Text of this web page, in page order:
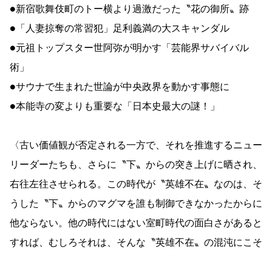
●新宿歌舞伎町のトー横より過激だった〝花の御所〟跡
●「人妻掠奪の常習犯」足利義満の大スキャンダル
●元祖トップスター世阿弥が明かす「芸能界サバイバル
術」
●サウナで生まれた世論が中央政界を動かす事態に
●本能寺の変よりも重要な「日本史最大の謎！」
〈古い価値観が否定される一方で、それを推進するニュー
リーダーたちも、さらに〝下〟からの突き上げに晒され、
右往左往させられる。この時代が〝英雄不在〟なのは、そ
うした〝下〟からのマグマを誰も制御できなかったからに
他ならない。他の時代にはない室町時代の面白さがあると
すれば、むしろそれは、そんな〝英雄不在〟の混沌にこそ